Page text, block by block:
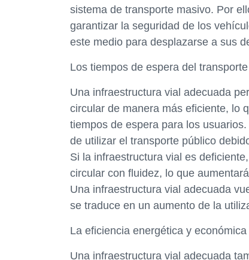
sistema de transporte masivo. Por
garantizar la seguridad de los
este medio para desplazarse a sus
Los tiempos de espera del
Una infraestructura vial adecuada
circular de manera más eficiente, lo
tiempos de espera para los
de utilizar el transporte público
Si la infraestructura vial es
circular con fluidez, lo que
Una infraestructura vial adecuada
se traduce en un aumento de la
La eficiencia energética y
Una infraestructura vial adecuada